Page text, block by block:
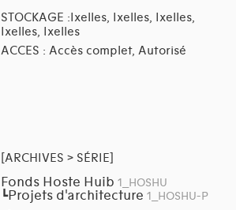
STOCKAGE :Ixelles, Ixelles, Ixelles,
Ixelles, Ixelles
ACCES : Accès complet, Autorisé
[ARCHIVES > SÉRIE]
Fonds Hoste Huib 1_HOSHU
┗Projets d'architecture 1_HOSHU-P